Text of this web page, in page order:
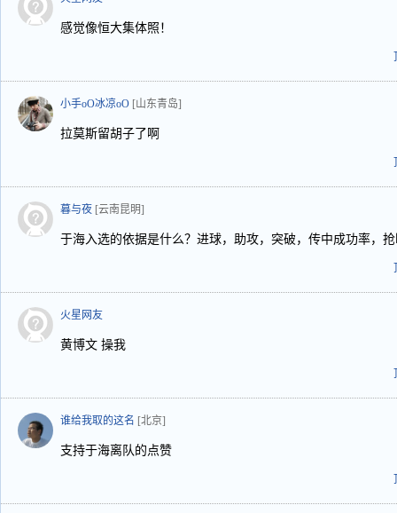
感觉像恒大集体照！
小手oO冰凉oO [山东青岛]
拉莫斯留胡子了啊
暮与夜 [云南昆明]
于海入选的依据是什么？进球，助攻，突破，传中成功率，
火星网友
黄博文 操我
谁给我取的这名 [北京]
支持于海离队的点赞